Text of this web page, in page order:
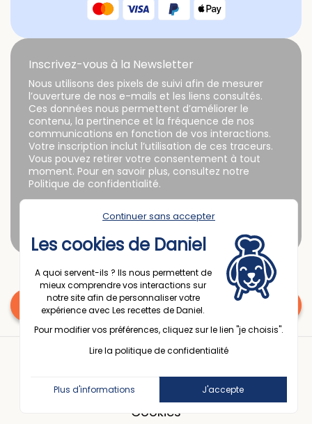
Continuer sans accepter
Les cookies de Daniel
A quoi servent-ils ? Ils nous permettent de
mieux comprendre vos interactions sur
notre site afin de personnaliser votre
expérience avec Les recettes de Daniel.
Pour modifier vos préférences, cliquez sur le lien "je choisis".
Lire la politique de confidentialité
Plus d'informations J'accepte
Inscrivez-vous à la Newsletter
Nous utilisons des pixels de suivi afin de mesurer
l’ouverture de nos e-mails et les liens consultés.
Ces données nous permettent d’améliorer le
contenu, la pertinence et la fréquence de nos
communications en fonction de vos interactions.
Votre inscription inclut l’utilisation de ces traceurs.
Vous pouvez retirer votre consentement à tout
moment. Pour en savoir plus, consultez notre
Politique de confidentialité.
Une question ? Contactez nous
© 2025 Espace Passion France
Politique de confidentialité
Mentions légales
Cookies